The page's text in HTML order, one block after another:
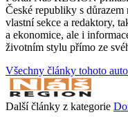
České republiky s
vlastní sekce a redaktory,
a ekonomice, ale i
životním stylu přímo ze
Všechny články tohoto
Další články z kategorie